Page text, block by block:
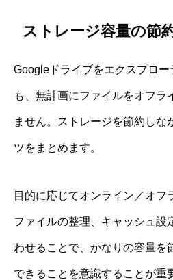
ストレージ容量の節
Googleドライブをエクスプロ
も、無計画にファイルをオフラ
ません。ストレージを節約しな
ツをまとめます。
目的に応じてオンライン／オフ
ファイルの整理、キャッシュ設
わせることで、かなりの容量を
できることを意識することが重